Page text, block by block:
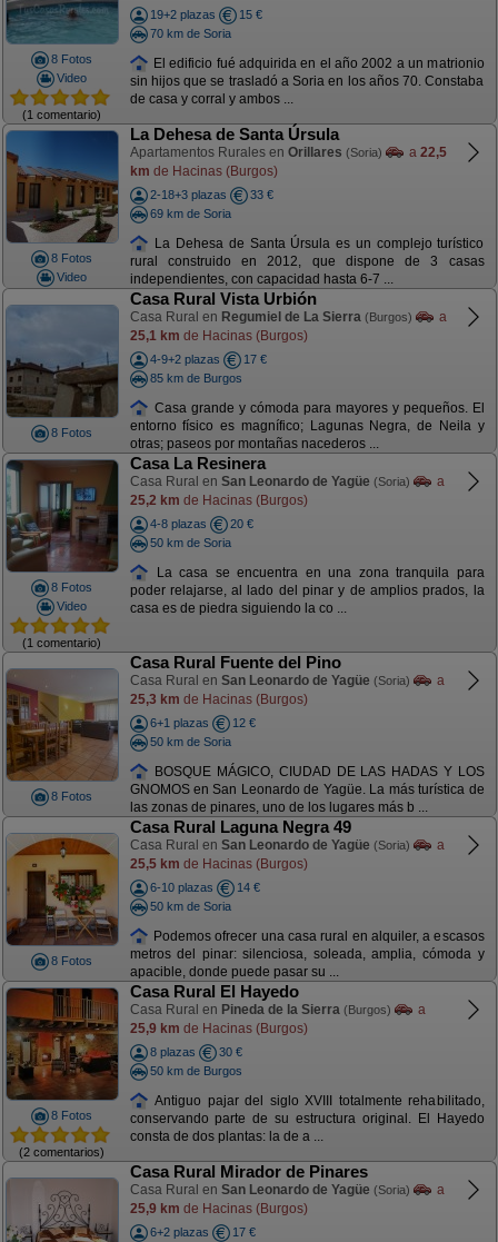
8 Fotos
Video
(1 comentario)
19+2 plazas
15 €
70 km de Soria
El edificio fué adquirida en el año 2002 a un matrionio
sin hijos que se trasladó a Soria en los años 70. Constaba
de casa y corral y ambos ...
8 Fotos
Video
La Dehesa de Santa Úrsula
Apartamentos Rurales en Orillares (Soria) a 22,5
km de Hacinas (Burgos)
2-18+3 plazas
33 €
69 km de Soria
La Dehesa de Santa Úrsula es un complejo turístico
rural construido en 2012, que dispone de 3 casas
independientes, con capacidad hasta 6-7 ...
8 Fotos
Casa Rural Vista Urbión
Casa Rural en Regumiel de La Sierra (Burgos)
a
25,1 km de Hacinas (Burgos)
4-9+2 plazas
17 €
85 km de Burgos
Casa grande y cómoda para mayores y pequeños. El
entorno físico es magnífico; Lagunas Negra, de Neila y
otras; paseos por montañas nacederos ...
8 Fotos
Video
(1 comentario)
Casa La Resinera
Casa Rural en San Leonardo de Yagüe (Soria)
a
25,2 km de Hacinas (Burgos)
4-8 plazas
20 €
50 km de Soria
La casa se encuentra en una zona tranquila para
poder relajarse, al lado del pinar y de amplios prados, la
casa es de piedra siguiendo la co ...
8 Fotos
Casa Rural Fuente del Pino
Casa Rural en San Leonardo de Yagüe (Soria)
a
25,3 km de Hacinas (Burgos)
6+1 plazas
12 €
50 km de Soria
BOSQUE MÁGICO, CIUDAD DE LAS HADAS Y LOS
GNOMOS en San Leonardo de Yagüe. La más turística de
las zonas de pinares, uno de los lugares más b ...
8 Fotos
Casa Rural Laguna Negra 49
Casa Rural en San Leonardo de Yagüe (Soria)
a
25,5 km de Hacinas (Burgos)
6-10 plazas
14 €
50 km de Soria
Podemos ofrecer una casa rural en alquiler, a escasos
metros del pinar: silenciosa, soleada, amplia, cómoda y
apacible, donde puede pasar su ...
8 Fotos
(2 comentarios)
Casa Rural El Hayedo
Casa Rural en Pineda de la Sierra (Burgos)
a
25,9 km de Hacinas (Burgos)
8 plazas
30 €
50 km de Burgos
Antiguo pajar del siglo XVIII totalmente rehabilitado,
conservando parte de su estructura original. El Hayedo
consta de dos plantas: la de a ...
Casa Rural Mirador de Pinares
Casa Rural en San Leonardo de Yagüe (Soria)
a
25,9 km de Hacinas (Burgos)
6+2 plazas
17 €